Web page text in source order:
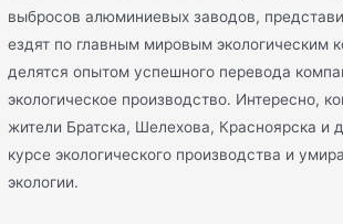
выбросов алюминиевых заводов,
ездят по главным мировым экологическим
делятся опытом успешного перевода
экологическое производство. Интересно,
жители Братска, Шелехова, Красноярска и
курсе экологического производства и
экологии.